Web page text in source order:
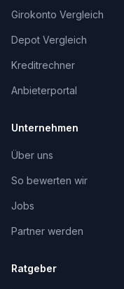
Girokonto Vergleich
Depot Vergleich
Kreditrechner
Anbieterportal
Unternehmen
Über uns
So bewerten wir
Jobs
Partner werden
Ratgeber